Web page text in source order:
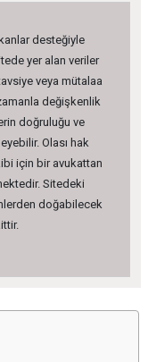
desteğiyle
yer alan veriler
veya mütalaa
değişkenlik
doğruluğu ve
Olası hak
için bir avukattan
Sitedeki
doğabilecek